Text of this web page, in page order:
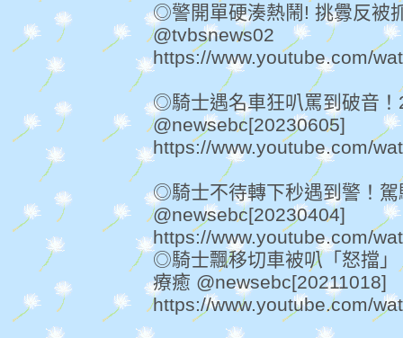
◎警開單硬湊熱鬧! 挑釁反被
@tvbsnews02
https://www.youtube.com/
◎騎士遇名車狂叭罵到破音！
@newsebc[20230605]
https://www.youtube.com/
◎騎士不待轉下秒遇到警！駕
@newsebc[20230404]
https://www.youtube.com/
◎騎士飄移切車被叭「怒擋
療癒 @newsebc[20211018]
https://www.youtube.com/